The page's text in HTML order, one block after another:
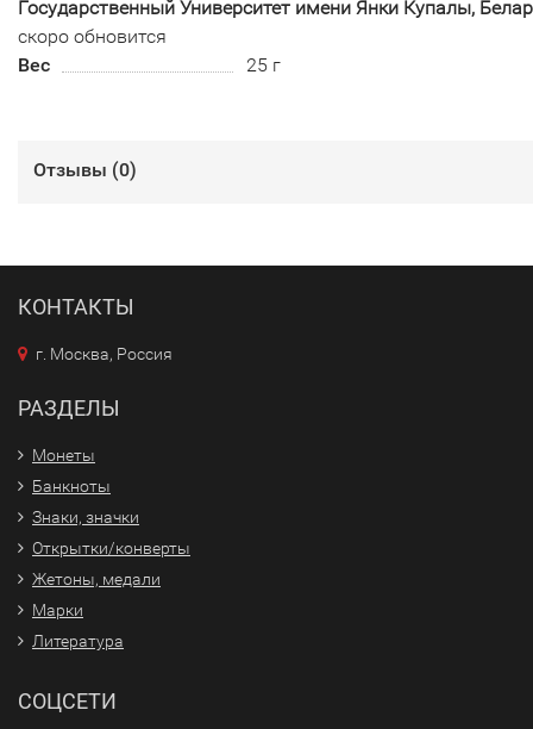
Государственный Университет имени Янки Купалы,
скоро обновится
Вес
25 г
Отзывы (0)
КОНТАКТЫ
г. Москва, Россия
РАЗДЕЛЫ
Монеты
Банкноты
Знаки, значки
Открытки/конверты
Жетоны, медали
Марки
Литература
СОЦСЕТИ